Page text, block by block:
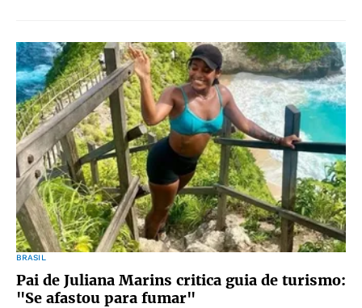
BRASIL
Pai de Juliana Marins critica guia de turismo:
"Se afastou para fumar"